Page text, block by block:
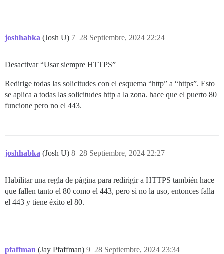
joshhabka (Josh U) 28 Septiembre, 2024 22:24
7
Desactivar “Usar siempre HTTPS”
Redirige todas las solicitudes con el esquema “http” a “https”. Esto
se aplica a todas las solicitudes http a la zona. hace que el puerto 80
funcione pero no el 443.
joshhabka (Josh U) 28 Septiembre, 2024 22:27
8
Habilitar una regla de página para redirigir a HTTPS también hace
que fallen tanto el 80 como el 443, pero si no la uso, entonces falla
el 443 y tiene éxito el 80.
pfaffman (Jay Pfaffman) 28 Septiembre, 2024 23:34
9